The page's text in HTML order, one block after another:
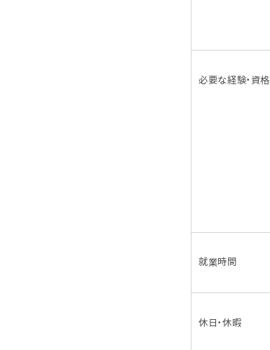
必要な経験・資格
就業時間
休日・休暇